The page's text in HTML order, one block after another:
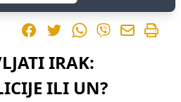
FacebookTwitterWhatsApp
Viber
IRAK:
ILI UN?